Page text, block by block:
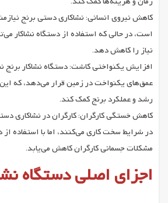
کاهش نیروی انسانی: نشاکاری دستی برنج
است، در حالی که استفاده از دستگاه نشاکار
نیاز را کاهش دهد.
افزایش یکنواختی کاشت: دستگاه نشاکار برنج
عمق‌های یکنواخت در زمین قرار می‌دهد، که این
رشد و عملکرد برنج کمک کند.
کاهش خستگی کارگران: کارگران در نشاکاری
در شرایط سخت کاری می‌کنند، اما با استفاده
مشکلات جسمانی کارگران کاهش می‌یابد.
اجزای اصلی دستگاه